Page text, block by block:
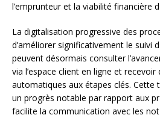
l’emprunteur et la viabilité financière
La digitalisation progressive des
d’améliorer significativement le suivi
peuvent désormais consulter
via l’espace client en ligne et
automatiques aux étapes clés. Cette
un progrès notable par rapport aux
facilite la communication avec les